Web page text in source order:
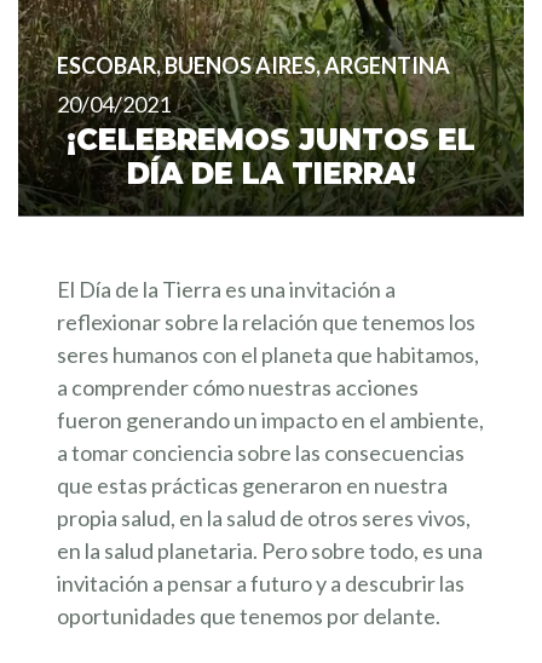
ESCOBAR, BUENOS AIRES, ARGENTINA
20/04/2021
¡CELEBREMOS JUNTOS EL
DÍA DE LA TIERRA!
El Día de la Tierra es una invitación a
reflexionar sobre la relación que tenemos los
seres humanos con el planeta que habitamos,
a comprender cómo nuestras acciones
fueron generando un impacto en el ambiente,
a tomar conciencia sobre las consecuencias
que estas prácticas generaron en nuestra
propia salud, en la salud de otros seres vivos,
en la salud planetaria. Pero sobre todo, es una
invitación a pensar a futuro y a descubrir las
oportunidades que tenemos por delante.